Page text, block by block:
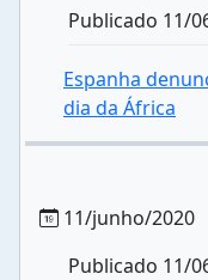
Publicado 11/
Espanha
dia da África
11/junho/2020
Publicado 11/